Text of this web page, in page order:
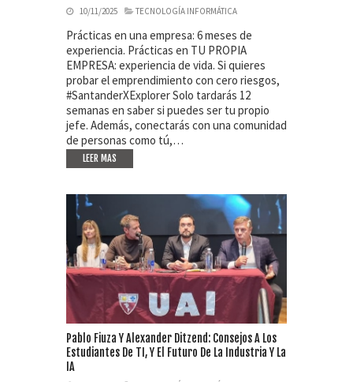
10/11/2025 TECNOLOGÍA INFORMÁTICA
Prácticas en una empresa: 6 meses de
experiencia. Prácticas en TU PROPIA
EMPRESA: experiencia de vida. Si quieres
probar el emprendimiento con cero riesgos,
#SantanderXExplorer Solo tardarás 12
semanas en saber si puedes ser tu propio
jefe. Además, conectarás con una comunidad
de personas como tú,…
LEER MAS
Pablo Fiuza Y Alexander Ditzend: Consejos A Los
Estudiantes De TI, Y El Futuro De La Industria Y La
IA